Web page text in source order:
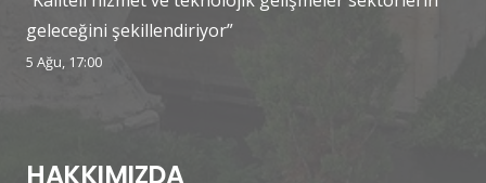
geleceğini şekillendiriyor”
5 Ağu, 17:00
HAKKIMIZDA